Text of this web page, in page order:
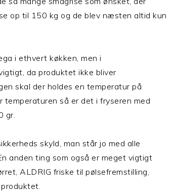
op til 150 kg og de blev næsten altid kun
i ethvert køkken, men i
da produktet ikke bliver
skal der holdes en temperatur på
temperaturen så er det i fryseren med
gr.
skyld, man står jo med alle
anden ting som også er meget vigtigt
ALDRIG friske til pølsefremstilling,